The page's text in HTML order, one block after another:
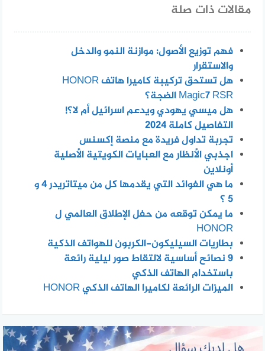
مقالات ذات صلة
فهم توزيع الأصول: موازنة النمو والدخل
والاستقرار
هل تستحق تركيبة كاميرا هاتف HONOR
Magic7 RSR الضجة؟
هل ميسي يهودي ويدعم اسرائيل أم لا؟!
التفاصيل كاملة 2024
تجربة تداول فريدة مع منصة إكسنس
اجذبي الأنظار مع العبايات الكويتية الأصلية
أونلاين
ما هي الفوائد التي يقدمها كل من ميتاتريدر 4 و
5 ؟
ما يمكن توقعه من حفل الإطلاق العالمي ل
HONOR
بطاريات السيليكون-الكربون للهواتف الذكية
٩ نصائح أساسية لالتقاط صور ليلية رائعة
باستخدام الهاتف الذكي
الميزات الرائعة لكاميرا الهاتف الذكي HONOR